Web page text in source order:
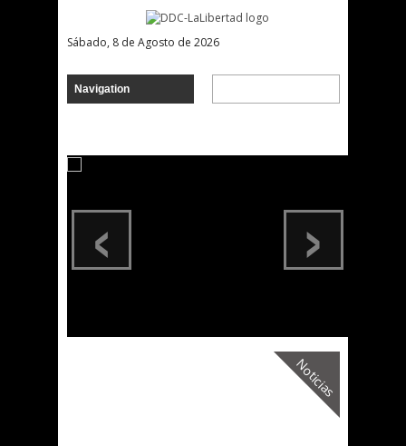
Sábado, 8 de Agosto de 2026
›
‹
Noticias